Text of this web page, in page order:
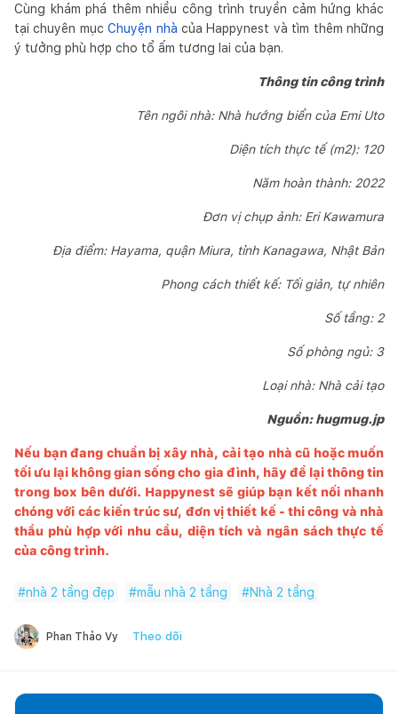
Cùng khám phá thêm nhiều công trình truyền cảm hứng khác
tại chuyên mụcChuyện nhà của Happynest và tìm thêm những
ý tưởng phù hợp cho tổ ấm tương lai của bạn.
Thông tin công trình
Tên ngôi nhà: Nhà hướng biển của Emi Uto
Diện tích thực tế (m2): 120
Năm hoàn thành: 2022
Đơn vị chụp ảnh: Eri Kawamura
Địa điểm: Hayama, quận Miura, tỉnh Kanagawa, Nhật Bản
Phong cách thiết kế: Tối giản, tự nhiên
Số tầng: 2
Số phòng ngủ: 3
Loại nhà: Nhà cải tạo
Nguồn: hugmug.jp
Nếu bạn đang chuẩn bị xây nhà, cải tạo nhà cũ hoặc muốn
tối ưu lại không gian sống cho gia đình, hãy để lại thông tin
trong box bên dưới. Happynest sẽ giúp bạn kết nối nhanh
chóng với các kiến trúc sư, đơn vị thiết kế - thi công và nhà
thầu phù hợp với nhu cầu, diện tích và ngân sách thực tế
của công trình.
#nhà 2 tầng đẹp #mẫu nhà 2 tầng #Nhà 2 tầng
Phan Thảo Vy Theo dõi